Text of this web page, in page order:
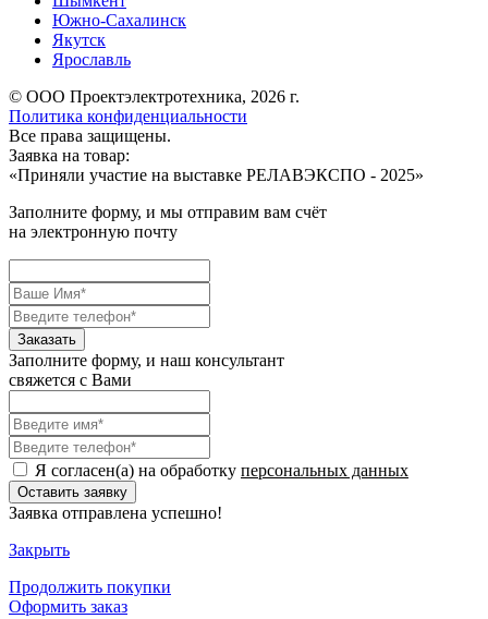
Южно-Сахалинск
Якутск
Ярославль
© ООО Проектэлектротехника, 2026 г.
Политика конфиденциальности
Все права защищены.
Заявка на товар:
«Приняли участие на выставке РЕЛАВЭКСПО - 2025»
Заполните форму, и мы отправим вам счёт
на электронную почту
Заполните форму, и наш консультант
свяжется с Вами
Я согласен(а) на обработку персональных данных
Заявка отправлена успешно!
Закрыть
Продолжить покупки
Оформить заказ